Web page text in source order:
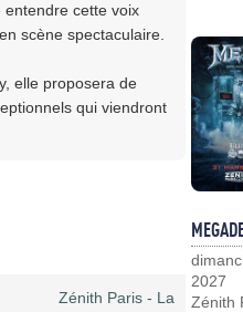
entendre cette voix
scène spectaculaire.
elle proposera de
qui viendront
Zénith Paris - La
2027
Zénith